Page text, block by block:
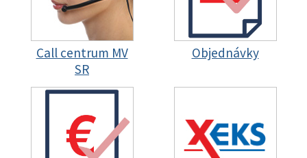
Call centrum MV
SR
Objednávky